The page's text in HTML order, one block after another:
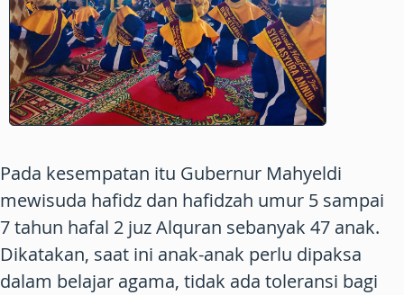
Pada kesempatan itu Gubernur Mahyeldi
mewisuda hafidz dan hafidzah umur 5 sampai
7 tahun hafal 2 juz Alquran sebanyak 47 anak.
Dikatakan, saat ini anak-anak perlu dipaksa
dalam belajar agama, tidak ada toleransi bagi